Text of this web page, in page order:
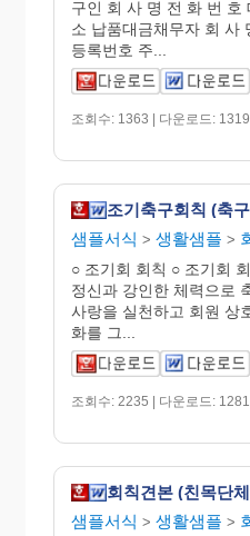
구인 회 사 명 전 화 번 호
소 납품대금채무자 회 사
등록번호 주...
조회수: 1363 | 다운로드: 1319
조기축구회칙 (축
샘플서식 > 생활샘플 >
○ 조기회 회칙 ○ 조기회
정신과 강인한 체력으로
사랑을 실천하고 회원 상
화를 그...
조회수: 2235 | 다운로드: 1281
회칙견본 (친목단
샘플서식 > 생활샘플 >